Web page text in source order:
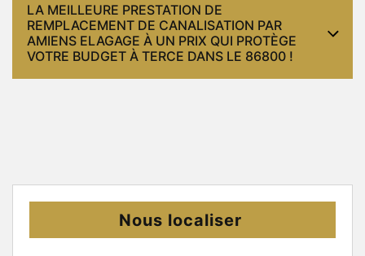
LA MEILLEURE PRESTATION DE
REMPLACEMENT DE CANALISATION PAR
AMIENS ELAGAGE À UN PRIX QUI PROTÈGE
VOTRE BUDGET À TERCE DANS LE 86800 !
Nous localiser